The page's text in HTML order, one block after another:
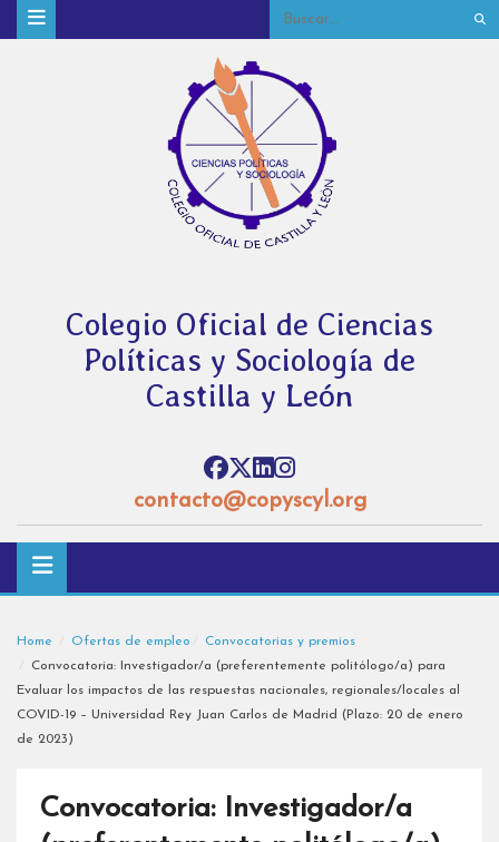
Colegio Oficial de Ciencias
Políticas y Sociología de
Castilla y León
contacto@copyscyl.org
Home Ofertas de empleo
Convocatorias y premios
Convocatoria: Investigador/a (preferentemente politólogo/a) para
Evaluar los impactos de las respuestas nacionales, regionales/locales al
COVID-19 – Universidad Rey Juan Carlos de Madrid (Plazo: 20 de enero
de 2023)
Convocatoria: Investigador/a